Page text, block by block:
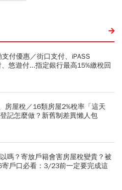
付優惠／街口支付、iPASS
、悠遊付...指定銀行最高15%繳稅回
房屋稅／16類房屋2%稅率「這天
記怎麼做？新舊制差異懶人包
嗎？寄放戶籍會害房屋稅變貴？被
戶口必看：3/23前一定要完成這